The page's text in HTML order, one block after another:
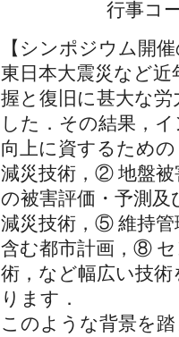
行事コ
【シンポジウム開
東日本大震災など
握と復旧に甚大な
した．その結果，
向上に資するため
減災技術，② 地盤被
の被害評価・予測
減災技術，⑤ 維持
含む都市計画，⑧
術，など幅広い技
ります．
このような背景を